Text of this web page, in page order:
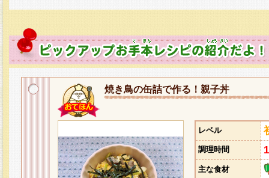
焼き鳥の缶詰で作る！親子丼
レベル
調理時間
主な食材